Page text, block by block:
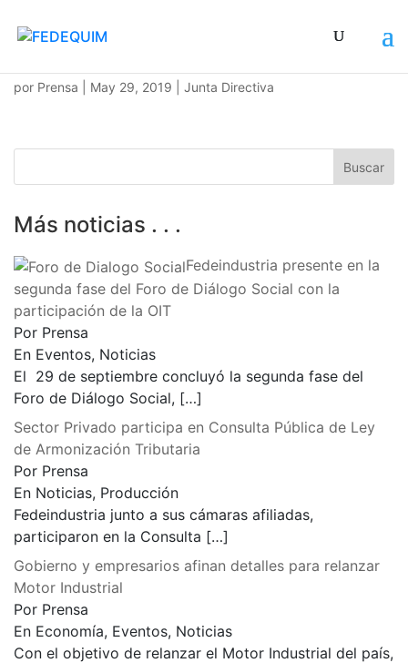
por Prensa May 29, 2019 Junta Directiva
Más noticias . . .
Fedeindustria presente en la
segunda fase del Foro de Diálogo Social con la
participación de la OIT
Por Prensa
En Eventos, Noticias
El 29 de septiembre concluyó la segunda fase del
Foro de Diálogo Social, […]
Sector Privado participa en Consulta Pública de Ley
de Armonización Tributaria
Por Prensa
En Noticias, Producción
Fedeindustria junto a sus cámaras afiliadas,
participaron en la Consulta […]
Gobierno y empresarios afinan detalles para relanzar
Motor Industrial
Por Prensa
En Economía, Eventos, Noticias
Con el objetivo de relanzar el Motor Industrial del país,